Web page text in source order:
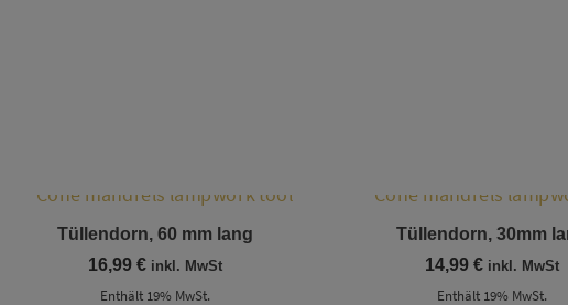
Dieses Produkt weist mehrere Varianten auf. Die Optionen können auf der Produktseite gewählt werden
Tüllendorn, 60 mm lang
16,99 € inkl. MwSt
Enthält 19% MwSt.
Dieses Produkt weist mehrere Varianten auf. Die Optionen können auf der Produktseite gewählt werden
Tüllendorn, 30mm
14,99€ inkl. MwSt
Enthält 19% MwSt.